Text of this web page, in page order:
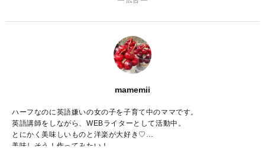
mamemii
ハーフなのに英語嫌いの女の子を子育て中のママです。
英語講師をしながら、WEBライターとして活動中。
とにかく美味しいものと洋楽が大好き♡
美味しそう！作ってみたい！